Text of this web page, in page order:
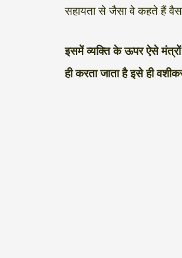
सहायता से जैसा वे कहते हैं
इसमें व्यक्ति के ऊपर ऐसे मंत्रों
ही करता जाता है इसे ही